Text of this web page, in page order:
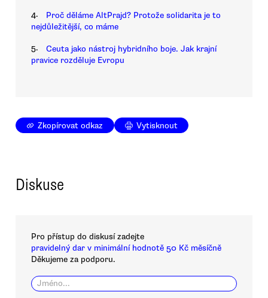
4.
Proč děláme AltPrajd? Protože solidarita je to
nejdůležitější, co máme
5.
Ceuta jako nástroj hybridního boje. Jak krajní
pravice rozděluje Evropu
Zkopírovat odkaz Vytisknout
Diskuse
Pro přístup do diskusí zadejte
pravidelný dar v minimální hodnotě 50 Kč měsíčně
Děkujeme za podporu.